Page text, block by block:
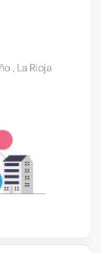
, La Rioja